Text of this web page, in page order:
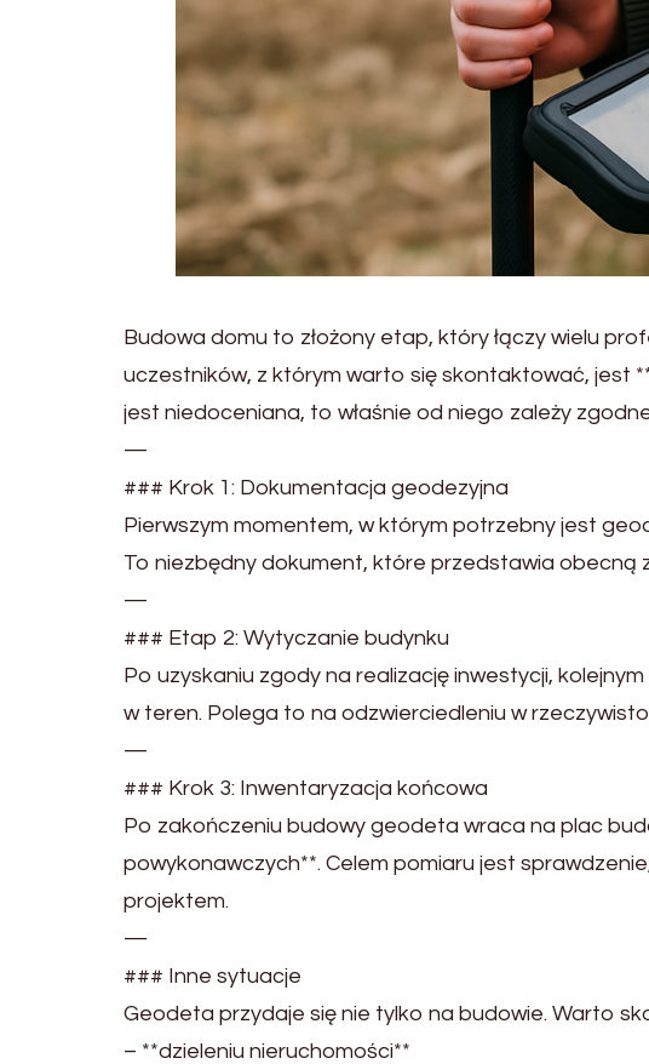
Budowa domu to złożony etap, który łączy wielu
uczestników, z którym warto się skontaktować, jest
jest niedoceniana, to właśnie od niego zależy
—
### Krok 1: Dokumentacja geodezyjna
Pierwszym momentem, w którym potrzebny jest
To niezbędny dokument, które przedstawia obecną
—
### Etap 2: Wytyczanie budynku
Po uzyskaniu zgody na realizację inwestycji,
w teren. Polega to na odzwierciedleniu w
—
### Krok 3: Inwentaryzacja końcowa
Po zakończeniu budowy geodeta wraca na plac
powykonawczych**. Celem pomiaru jest
projektem.
—
### Inne sytuacje
Geodeta przydaje się nie tylko na budowie. Warto
– **dzieleniu nieruchomości**